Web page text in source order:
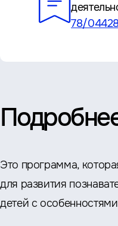
78/
Это программа,
для развития
детей с